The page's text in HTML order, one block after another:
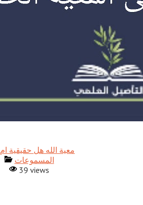
معية الله هل حقيقية ام
المسموعات
39 views